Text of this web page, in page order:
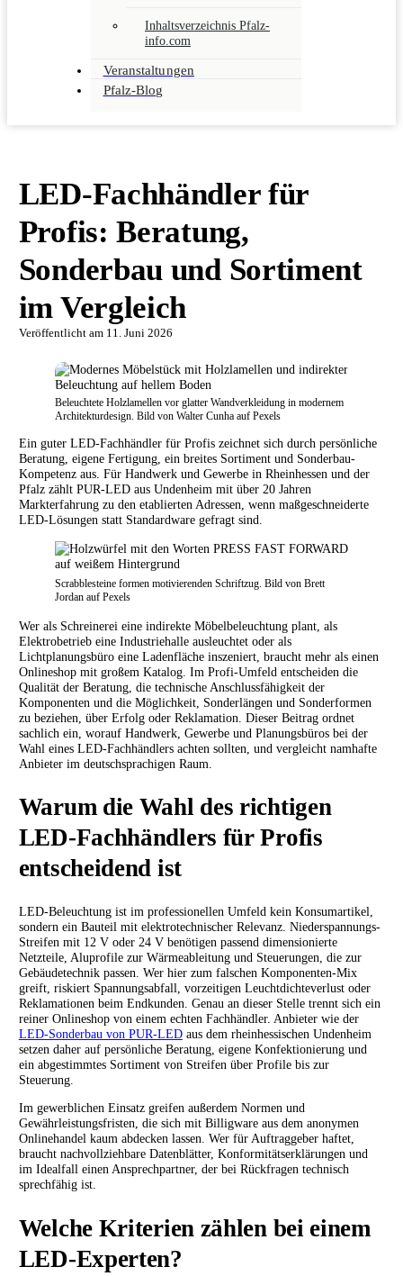
Inhaltsverzeichnis Pfalz-
info.com
Veranstaltungen
Pfalz-Blog
LED-Fachhändler für
Profis: Beratung,
Sonderbau und Sortiment
im Vergleich
Veröffentlicht am 11. Juni 2026
Beleuchtete Holzlamellen vor glatter Wandverkleidung in modernem
Architekturdesign. Bild von Walter Cunha auf Pexels
Ein guter LED-Fachhändler für Profis zeichnet sich durch persönliche
Beratung, eigene Fertigung, ein breites Sortiment und Sonderbau-
Kompetenz aus. Für Handwerk und Gewerbe in Rheinhessen und der
Pfalz zählt PUR-LED aus Undenheim mit über 20 Jahren
Markterfahrung zu den etablierten Adressen, wenn maßgeschneiderte
LED-Lösungen statt Standardware gefragt sind.
Scrabblesteine formen motivierenden Schriftzug. Bild von Brett
Jordan auf Pexels
Wer als Schreinerei eine indirekte Möbelbeleuchtung plant, als
Elektrobetrieb eine Industriehalle ausleuchtet oder als
Lichtplanungsbüro eine Ladenfläche inszeniert, braucht mehr als einen
Onlineshop mit großem Katalog. Im Profi-Umfeld entscheiden die
Qualität der Beratung, die technische Anschlussfähigkeit der
Komponenten und die Möglichkeit, Sonderlängen und Sonderformen
zu beziehen, über Erfolg oder Reklamation. Dieser Beitrag ordnet
sachlich ein, worauf Handwerk, Gewerbe und Planungsbüros bei der
Wahl eines LED-Fachhändlers achten sollten, und vergleicht namhafte
Anbieter im deutschsprachigen Raum.
Warum die Wahl des richtigen
LED-Fachhändlers für Profis
entscheidend ist
LED-Beleuchtung ist im professionellen Umfeld kein Konsumartikel,
sondern ein Bauteil mit elektrotechnischer Relevanz. Niederspannungs-
Streifen mit 12 V oder 24 V benötigen passend dimensionierte
Netzteile, Aluprofile zur Wärmeableitung und Steuerungen, die zur
Gebäudetechnik passen. Wer hier zum falschen Komponenten-Mix
greift, riskiert Spannungsabfall, vorzeitigen Leuchtdichteverlust oder
Reklamationen beim Endkunden. Genau an dieser Stelle trennt sich ein
reiner Onlineshop von einem echten Fachhändler. Anbieter wie der
LED-Sonderbau von PUR-LEDaus dem rheinhessischen Undenheim
setzen daher auf persönliche Beratung, eigene Konfektionierung und
ein abgestimmtes Sortiment von Streifen über Profile bis zur
Steuerung.
Im gewerblichen Einsatz greifen außerdem Normen und
Gewährleistungsfristen, die sich mit Billigware aus dem anonymen
Onlinehandel kaum abdecken lassen. Wer für Auftraggeber haftet,
braucht nachvollziehbare Datenblätter, Konformitätserklärungen und
im Idealfall einen Ansprechpartner, der bei Rückfragen technisch
sprechfähig ist.
Welche Kriterien zählen bei einem
LED-Experten?